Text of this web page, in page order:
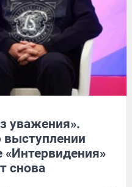
уважения».
«Интервидения»
снова